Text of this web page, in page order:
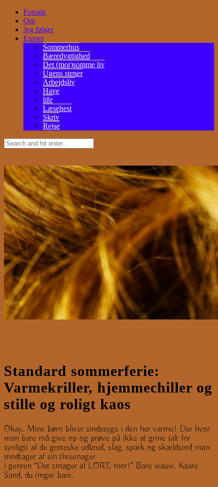
Forside
Om
Jeg følger
Emner
Sommerhus
Bæredygtighed
Det (mor)somme liv
Ugens stener
Arbejdsliv
Have
life
Læsehest
Skriv
Rejse
Standard sommerferie:
Varmekriller, hjemmechiller og
stille og roligt kaos
Okay. Mine børn bliver sindssyge i den her varme! Der hvor
man bare må give op og prøve på ikke at grine (alt for
synligt) af de groteske udbrud, slag, spark og skældsord man
modtager af sin threenager
i genren “Det smager af LORT, mor!” Bare wauw. Kaare
Sand, du ringer bare.